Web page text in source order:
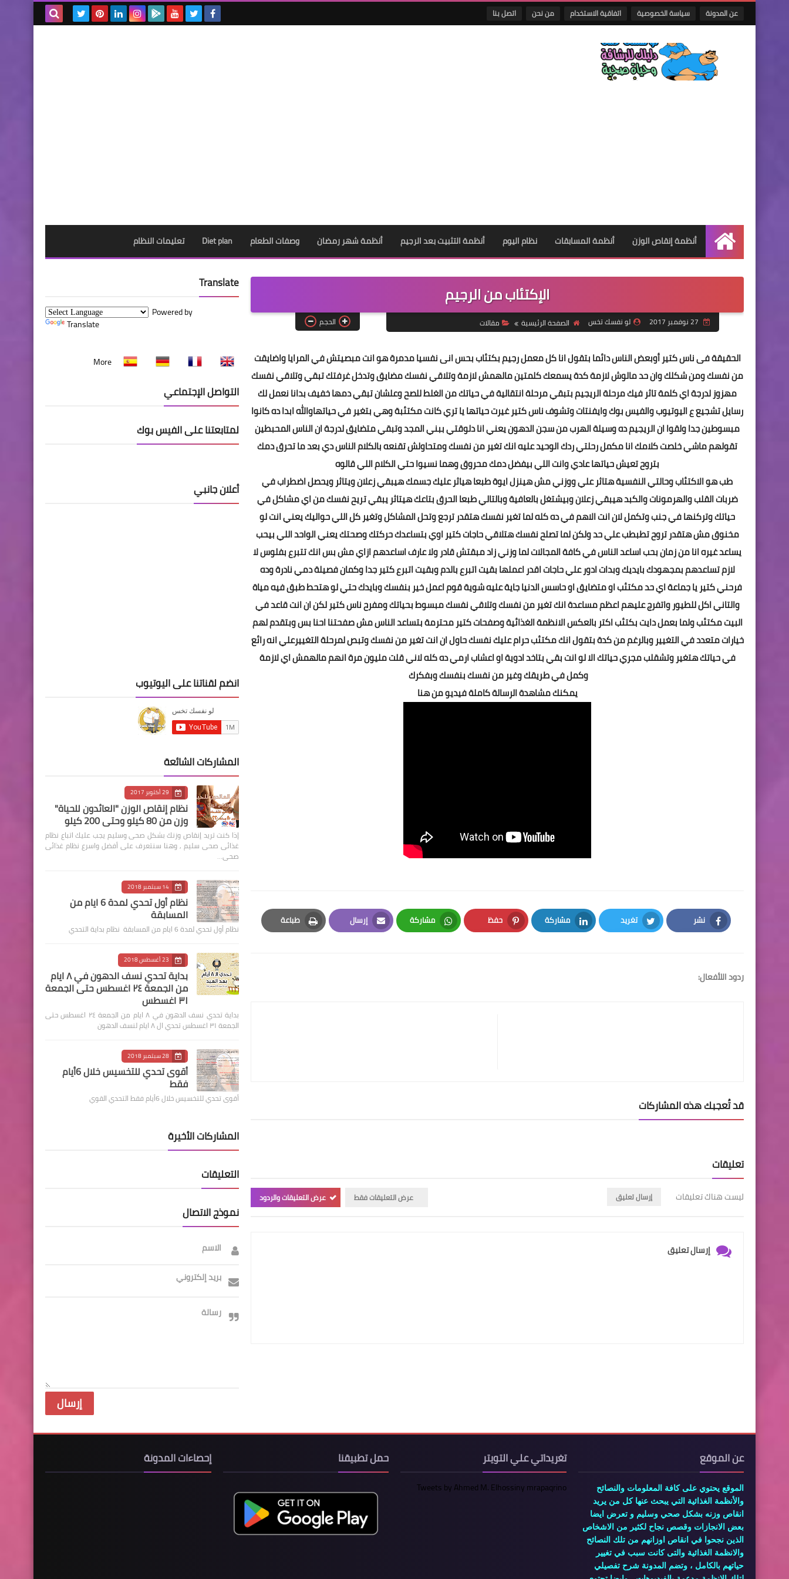
عن المدونة سياسة الخصوصية اتفاقية الاستخدام من نحن اتصل بنا
الرئيسية
أنظمة إنقاص الوزن أنظمة المسابقات نظام اليوم أنظمة التثبيت بعد الرجيم أنظمة شهر رمضان وصفات الطعام Diet plan تعليمات النظام
الإكتئاب من الرجيم
لو نفسك تخس الصفحة الرئيسية مقالات الحجم
الحقيقة فى ناس كتير أوبعض الناس دائما بتقول انا كل معمل رجيم بكتئاب بحس انى نفسيا مدمرة هو انت مبصيتش في المرايا واضايقت
من نفسك ومن شكلك وان حد مالوش لازمة كدة يسمعك كلمتين مالهمش لازمة وتلاقي نفسك مضايق وتدخل غرفتك تبقي وتلاقي نفسك
مهزوز لدرجة اي كلمة تاثر فيك مرحلة الريجيم بتبقي مرحلة انتقالية في حياتك من الغلط للصح وعلشان تبقي دمها خفيف بدانا نعمل لك
رسايل تشجيع ع اليوتيوب والفيس بوك وايفنتات وتشوف ناس كتير غيرت حياتها يا تري كانت مكتئبة وهي بتغير في حياتهاوالله ابدا ده كانوا
مبسوطين جدا ولقوا ان الريجيم ده وسيلة الهرب من سجن الدهون يعني انا دلوقتي ببني المجد وتبقي متضايق لدرجة ان الناس المحبطين
تقولهم ماشي خلصت كلامك انا مكمل رحلتي ردك الوحيد عليه انك تغير من نفسك ومتحاولش تقنعه بالكلام الناس دي بعد ما تحرق دمك
بتروح تعيش حياتها عادي وانت اللي بيفضل دمك محروق وهما نسيوا حتي الكلام اللي قالوه
طب هو الاكتئاب وحالتي النفسية هتاثر علي ووزني مش هينزل ايوة طبعا هياثر عليك جسمك هيبقي زعلان ويتاثر ويحصل اضطراب في
ضربات القلب والهرمونات والكبد هيبقي زعلان وبيشتغل بالعافية وبالتالي طبعا الحرق بتاعك هيتاثر يبقي تريح نفسك من اي مشاكل في
حياتك وتركنها في جنب وتكمل لان انت الاهم في ده كله لما تغير نفسك هتقدر ترجع وتحل المشاكل وتغير كل اللي حواليك يعني انت لو
مخنوق مش هتقدر تروح تطبطب علي حد ولكن لما تصلح نفسك هتلاقي حاجات كتير اوي بتساعدك حركتك وصحتك يعني الواحد اللي بيحب
يساعد غيره انا من زمان بحب اساعد الناس في كافة المجالات لما وزني زاد مبقتش قادر ولا عارف اساعدهم ازاي مش بس انك تتبرع بفلوس لا
لازم تساعدهم بمجهودك بايديك وبدات ادور علي حاجات اقدر اعملها بقيت اتبرع بالدم وبقيت اتبرع كتير جدا وكمان فصيلة دمي نادرة وده
فرحني كتير يا جماعة اي حد مكتئب او متضايق او حاسس الدنيا جاية عليه شوية قوم اعمل خير بنفسك وبايدك حتي لو هتحط طبق فيه مياة
والتاني اكل للطيور واتفرج عليهم اعظم مساعدة انك تغير من نفسك وتلاقي نفسك مبسوط بحياتك ومفرح ناس كتير لكن ان انت قاعد في
البيت مكتئب ولما بعمل دايت بكتئب اكتر بالعكس الانظمة الغذائية وصفحات كتير محترمة بتساعد الناس مش صفحتنا احنا بس وبتقدم لهم
خيارات متعدد في التغيير وبالرغم من كدة بتقول انك مكتئب حرام عليك نفسك حاول ان انت تغير من نفسك وتبص لمرحلة التغييرعلي انه رائع
في حياتك هتغير وتشقلب مجري حياتك الا لو انت بقي بتاخد ادوية او اعشاب ارمي ده كله لاني قلت مليون مرة انهم مالهمش اي لازمة
وكمل في طريقك وغير من نفسك بنفسك وبفكرك
يمكنك مشاهدة الرسالة كاملة فيديو من هنا
نشر
Facebook
تغريد
Twitter
مشاركة
LinkedIn
حفظ
Pinterest
مشاركة
Whatsapp
إرسال
Email
طباعة
Print
ردود اللأفعال:
قد تُعجبك هذه المشاركات
تعليقات
ليست هناك تعليقات إرسال تعليق عرض التعليقات فقط عرض التعليقات والردود
إرسال تعليق
Translate
Powered by
Translate
More
التواصل الإجتماعي
لمتابعتنا على الفيس بوك
أعلان جانبي
انضم لقناتنا على اليوتيوب
المشاركات الشائعة
29 أكتوبر 2017
نظام إنقاص الوزن "العائدون للحياة"
وزن من 80 كيلو وحتى 200 كيلو
إذا كنت تريد إنقاص وزنك بشكل صحى وسليم يجب عليك اتباع نظام
غذائى صحى سليم , وهنا سنتعرف على أفضل واسرع نظام غذائى
صحى…
14 سبتمبر 2018
نظام أول تحدي لمدة 6 ايام من
المسابقة
نظام أول تحدي لمدة 6 ايام من المسابقة نظام بداية التحدي
23 أغسطس 2018
بداية تحدي نسف الدهون في ٨ ايام
من الجمعة ٢٤ اغسطس حتى الجمعة
٣١ اغسطس
بداية تحدي نسف الدهون في ٨ ايام من الجمعة ٢٤ اغسطس حتى
الجمعة ٣١ اغسطس تحدي ال ٨ ايام لنسف الدهون
28 سبتمبر 2018
أقوى تحدي للتخسيس خلال 6أيام
فقط
أقوى تحدي للتخسيس خلال 6أيام فقط التحدي القوي
المشاركات الأخيرة
التعليقات
نموذج الاتصال
الاسم
بريد إلكتروني
رسالة
عن الموقع
الموقع يحتوي على كافة المعلومات والنصائح
والأنظمة الغذائية التي يبحث عنها كل من يريد
انقاص وزنه بشكل صحي وسليم و تعرض ايضا
بعض الانجازات وقصص نجاح لكثير من الاشخاص
الذين نجحوا في انقاص اوزانهم من تلك النصائح
والانظمة الغذائية والتى كانت سبب في تغيير
حياتهم بالكامل ، وتضم المدونة شرح تفصيلي
تغريداتي علي التويتر
Tweets by Ahmed M. Elhossiny mrapaqrino
حمل تطبيقنا إحصاءات المدونة